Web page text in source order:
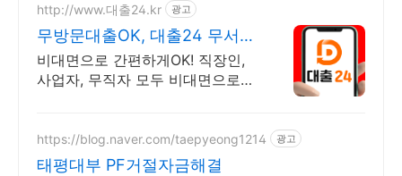
http://www.대출24.kr 광고
무방문대출OK, 대출24 무서류
No신용 대출가능!
비대면으로 간편하게OK! 직장인,
사업자, 무직자 모두 비대면으로
대출24
https://blog.naver.com/taepyeong1214 광고
태평대부 PF거절자금해결